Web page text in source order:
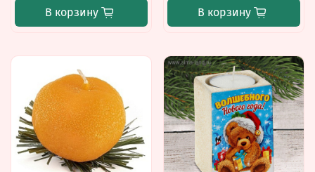
В корзину В корзину